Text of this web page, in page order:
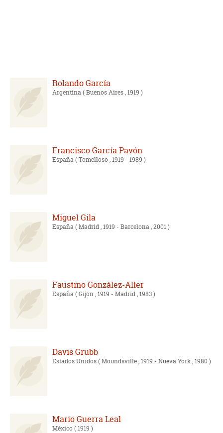
Rolando García
Argentina( Buenos Aires , 1919 )
Francisco García Pavón
España( Tomelloso , 1919 - 1989 )
Miguel Gila
España( Madrid , 1919 - Barcelona , 2001 )
Faustino González-Aller
España( Gijón , 1919 - Madrid , 1983 )
Davis Grubb
Estados Unidos( Moundsville , 1919 - Nueva York , 1980 )
Mario Guerra Leal
México( 1919 )